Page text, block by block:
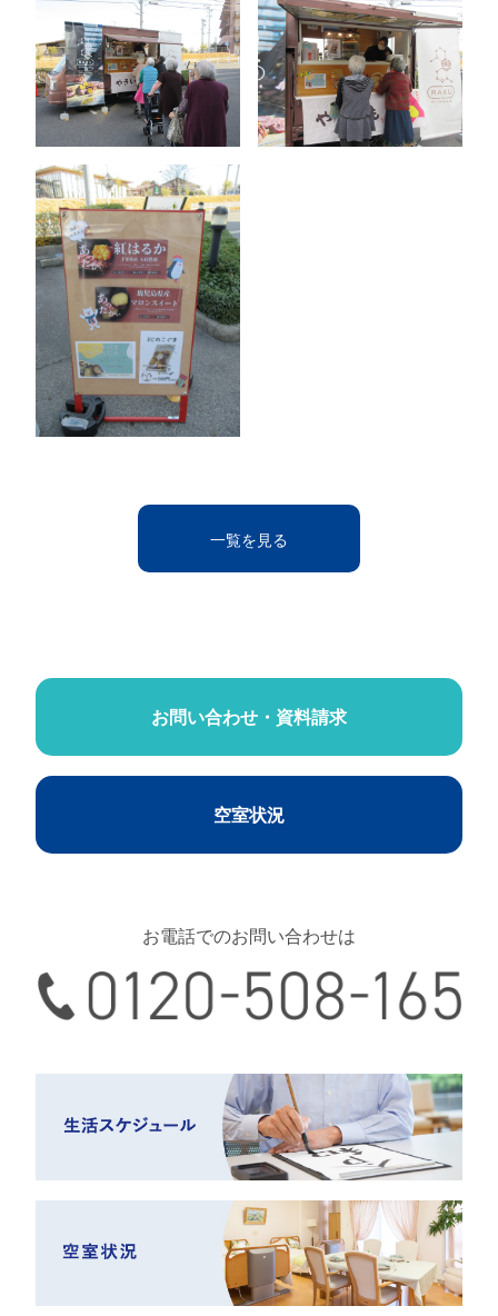
一覧を見る
お問い合わせ・資料請求
空室状況
お電話でのお問い合わせは
0120-508-165